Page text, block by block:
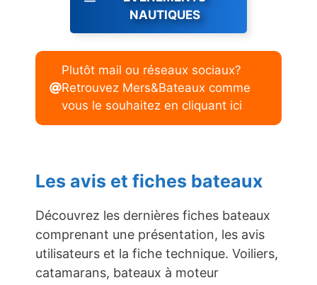
NAUTIQUES
Plutôt mail ou réseaux sociaux?
Retrouvez Mers&Bateaux comme
vous le souhaitez en cliquant ici
Les avis et fiches bateaux
Découvrez les dernières fiches bateaux
comprenant une présentation, les avis
utilisateurs et la fiche technique. Voiliers,
catamarans, bateaux à moteur